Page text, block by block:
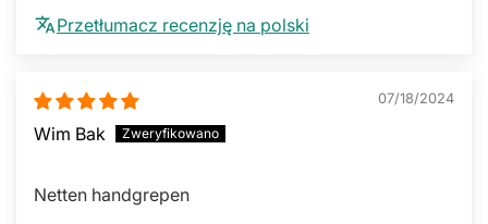
Przetłumacz recenzję na polski
07/18/2024
Wim Bak
Netten handgrepen